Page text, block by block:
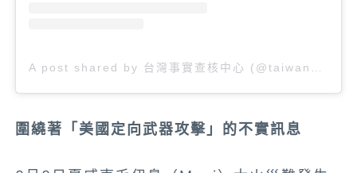
圍繞著「美國定向武器攻擊」的不實訊息